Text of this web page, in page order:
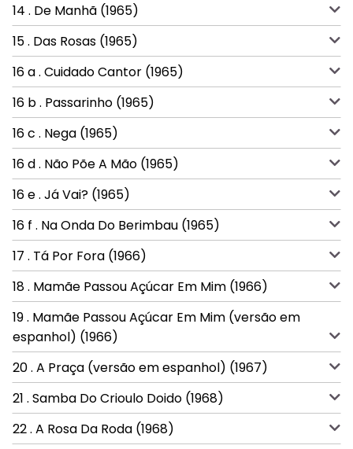
14 . De Manhã (1965)
15 . Das Rosas (1965)
16 a . Cuidado Cantor (1965)
16 b . Passarinho (1965)
16 c . Nega (1965)
16 d . Não Põe A Mão (1965)
16 e . Já Vai? (1965)
16 f . Na Onda Do Berimbau (1965)
17 . Tá Por Fora (1966)
18 . Mamãe Passou Açúcar Em Mim (1966)
19 . Mamãe Passou Açúcar Em Mim (versão em
espanhol) (1966)
20 . A Praça (versão em espanhol) (1967)
21 . Samba Do Crioulo Doido (1968)
22 . A Rosa Da Roda (1968)